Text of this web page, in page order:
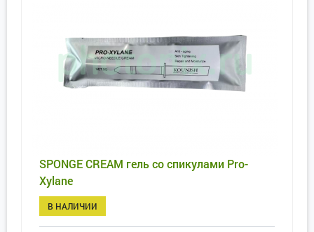
SPONGE CREAM гель со спикулами Pro-
Xylane
В НАЛИЧИИ